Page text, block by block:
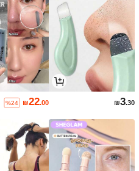
₪3.30
₪22.00
%24